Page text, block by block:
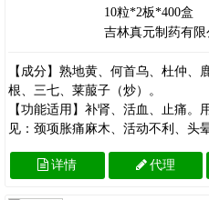
10粒*2板*400盒
吉林真元制药有限
【成分】熟地黄、何首乌、杜仲
根、三七、莱菔子（炒）。
【功能适用】补肾、活血、止痛。
见：颈项胀痛麻木、活动不利、头
详情 代理